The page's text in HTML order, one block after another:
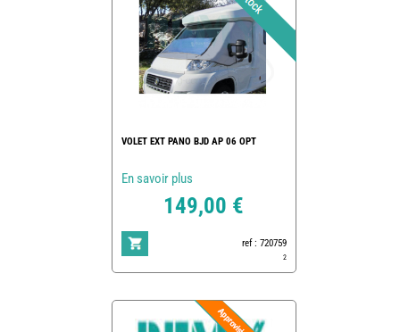
VOLET EXT PANO BJD AP 06 OPT
En savoir plus
149,00 €
ref : 720759
2